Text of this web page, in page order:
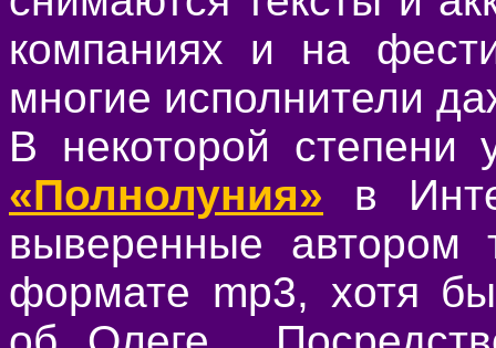
компаниях и на
многие исполнители
В некоторой степени
«Полнолуния» в
выверенные автором
формате mp3, хотя